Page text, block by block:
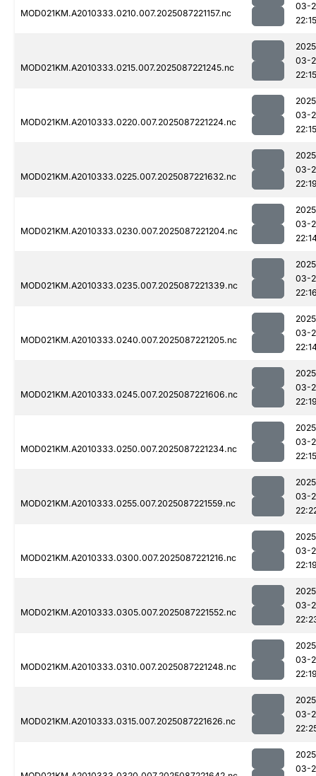
MOD021KM.A2010333.0210.007.2025087221157.nc
03-
22:15
MOD021KM.A2010333.0215.007.2025087221245.nc
03-
22:15
MOD021KM.A2010333.0220.007.2025087221224.nc
03-
22:15
MOD021KM.A2010333.0225.007.2025087221632.nc
03-
MOD021KM.A2010333.0230.007.2025087221204.nc
03-
MOD021KM.A2010333.0235.007.2025087221339.nc
03-
MOD021KM.A2010333.0240.007.2025087221205.nc
03-
MOD021KM.A2010333.0245.007.2025087221606.nc
03-
MOD021KM.A2010333.0250.007.2025087221234.nc
03-
22:15
MOD021KM.A2010333.0255.007.2025087221559.nc
03-
MOD021KM.A2010333.0300.007.2025087221216.nc
03-
MOD021KM.A2010333.0305.007.2025087221552.nc
03-
MOD021KM.A2010333.0310.007.2025087221248.nc
03-
MOD021KM.A2010333.0315.007.2025087221626.nc
03-
03-